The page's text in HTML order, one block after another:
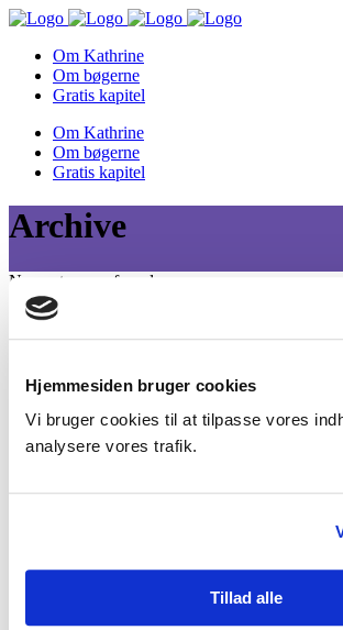
Hjemmesiden bruger cookies
Vi bruger cookies til at tilpasse vores
analysere vores trafik.
Tillad alle
Om Kathrine
Om bøgerne
Gratis kapitel
Om Kathrine
Om bøgerne
Gratis kapitel
Archive
No posts were found.
Du er altid velkommen til at skrive til mig på
kathrine@klncopywriting.dk
Hvis du vil booke mig til et foredrag, et kursus
så kig nærmere på mulighederne på